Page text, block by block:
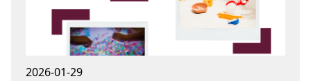
2026-01-29